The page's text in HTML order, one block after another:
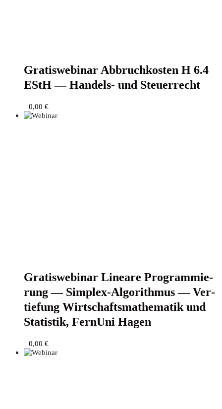
Gra­tis­web­i­nar Abbruch­kos­ten H 6.4
EStH — Han­dels- und Steuerrecht
0,00 €
Gra­tis­web­i­nar Linea­re Pro­gram­mie­
rung — Sim­plex-Algo­rith­mus — Ver­
tie­fung Wirt­schafts­ma­the­ma­tik und
Sta­tis­tik, Fern­Uni Hagen
0,00 €